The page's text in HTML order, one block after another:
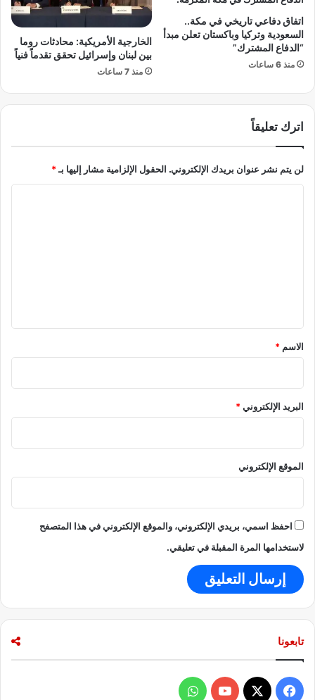
في مكة..
وباكستان تعلن مبدأ
الخارجية الأمريكية: محادثات روما
بين لبنان وإسرائيل تحقق تقدماً فنياً
الإلكتروني. الحقول الإلزامية مشار إليها بـ*
الإلكتروني، والموقع الإلكتروني في هذا المتصفح
المقبلة في تعليقي.
‫
و